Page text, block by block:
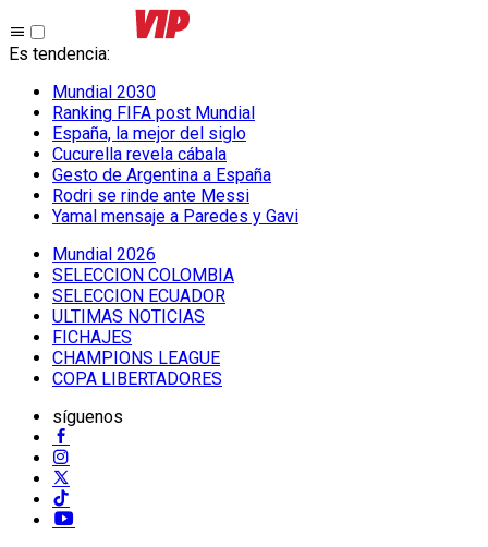
Es tendencia:
Mundial 2030
Ranking FIFA post Mundial
España, la mejor del siglo
Cucurella revela cábala
Gesto de Argentina a España
Rodri se rinde ante Messi
Yamal mensaje a Paredes y Gavi
Mundial 2026
SELECCION COLOMBIA
SELECCION ECUADOR
ULTIMAS NOTICIAS
FICHAJES
CHAMPIONS LEAGUE
COPA LIBERTADORES
síguenos